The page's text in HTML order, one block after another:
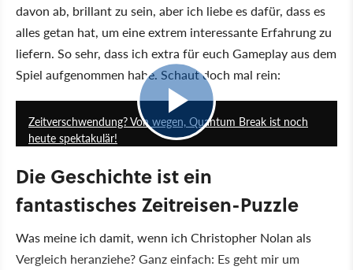
davon ab, brillant zu sein, aber ich liebe es dafür, dass es
alles getan hat, um eine extrem interessante Erfahrung zu
liefern. So sehr, dass ich extra für euch Gameplay aus dem
Spiel aufgenommen habe. Schaut doch mal rein:
Zeitverschwendung? Von wegen, Quantum Break ist noch
heute spektakulär!
Die Geschichte ist ein
fantastisches Zeitreisen-Puzzle
Was meine ich damit, wenn ich Christopher Nolan als
Vergleich heranziehe? Ganz einfach: Es geht mir um